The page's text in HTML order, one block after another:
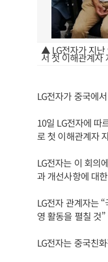
▲ LG전자가 지난
서 첫 이해관계자
LG전자가 중국에
10일 LG전자에 따
로 첫 이해관계자
LG전자는 이 회의
과 개선사항에 대
LG전자 관계자는
영 활동을 펼칠 것
LG전자는 중국친